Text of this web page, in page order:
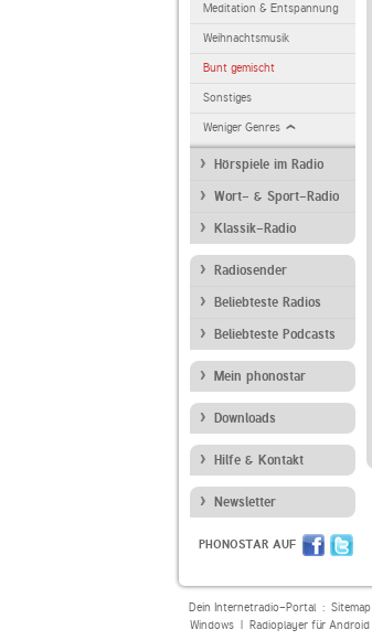
Meditation & Entspannung
Weihnachtsmusik
Bunt gemischt
Sonstiges
Weniger Genres
Hörspiele im Radio
Wort- & Sport-Radio
Klassik-Radio
Radiosender
Beliebteste Radios
Beliebteste Podcasts
Mein phonostar
Downloads
Hilfe & Kontakt
Newsletter
PHONOSTAR AUF
Dein Internetradio-Portal : Sitemap
Windows| Radioplayer für Android